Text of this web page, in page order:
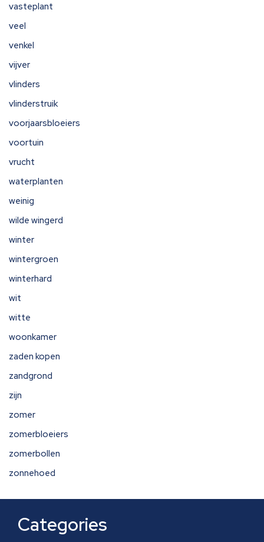
vasteplant
veel
venkel
vijver
vlinders
vlinderstruik
voorjaarsbloeiers
voortuin
vrucht
waterplanten
weinig
wilde wingerd
winter
wintergroen
winterhard
wit
witte
woonkamer
zaden kopen
zandgrond
zijn
zomer
zomerbloeiers
zomerbollen
zonnehoed
Categories